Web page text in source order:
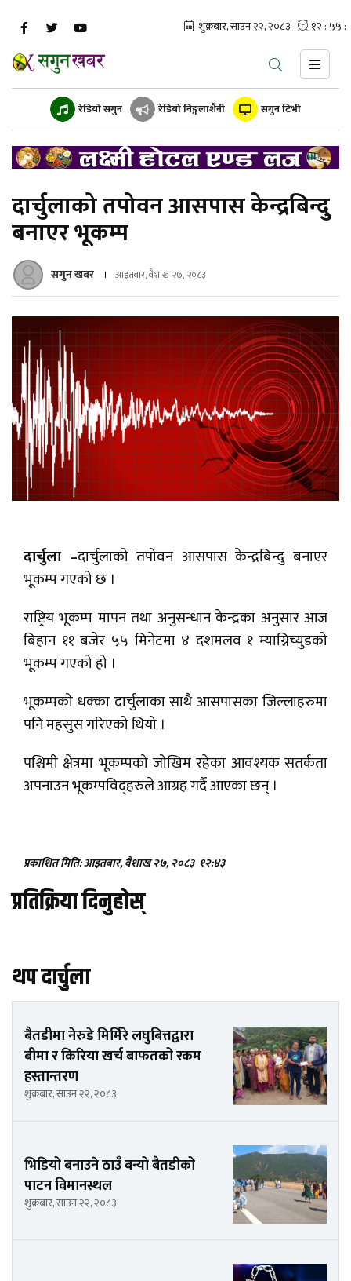
रेडियो सगुन रेडियो निङ्गलाशैनी सगुन टिभी
दार्चुलाको तपोवन आसपास केन्द्रबिन्दु
बनाएर भूकम्प
सगुन खबर आइतबार, वैशाख २७, २०८३
दार्चुला –दार्चुलाको तपोवन आसपास केन्द्रबिन्दु बनाएर
भूकम्प गएको छ ।
राष्ट्रिय भूकम्प मापन तथा अनुसन्धान केन्द्रका अनुसार आज
बिहान ११ बजेर ५५ मिनेटमा ४ दशमलव १ म्याग्निच्युडको
भूकम्प गएको हो ।
भूकम्पको धक्का दार्चुलाका साथै आसपासका जिल्लाहरुमा
पनि महसुस गरिएको थियो ।
पश्चिमी क्षेत्रमा भूकम्पको जोखिम रहेका आवश्यक सतर्कता
अपनाउन भूकम्पविद्हरुले आग्रह गर्दै आएका छन् ।
प्रकाशित मिति: आइतबार, वैशाख २७, २०८३ १२:४३
प्रतिक्रिया दिनुहोस्
थप दार्चुला
बैतडीमा नेरुडे मिर्मिरे लघुबित्तद्वारा
बीमा र किरिया खर्च बाफतको रकम
हस्तान्तरण
शुक्रबार, साउन २२, २०८३
भिडियो बनाउने ठाउँ बन्यो बैतडीको
पाटन विमानस्थल
शुक्रबार, साउन २२, २०८३